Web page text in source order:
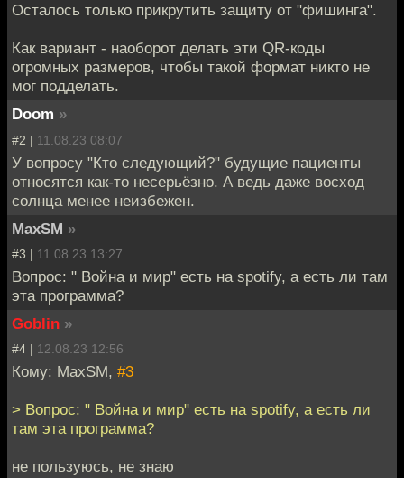
Осталось только прикрутить защиту от "фишинга".
Как вариант - наоборот делать эти QR-коды
огромных размеров, чтобы такой формат никто не
мог подделать.
Doom »
#2 | 11.08.23 08:07
У вопросу "Кто следующий?" будущие пациенты
относятся как-то несерьёзно. А ведь даже восход
солнца менее неизбежен.
MaxSM »
#3 | 11.08.23 13:27
Вопрос: " Война и мир" есть на spotify, а есть ли там
эта программа?
Goblin »
#4 | 12.08.23 12:56
Кому: MaxSM, #3
> Вопрос: " Война и мир" есть на spotify, а есть ли
там эта программа?
не пользуюсь, не знаю